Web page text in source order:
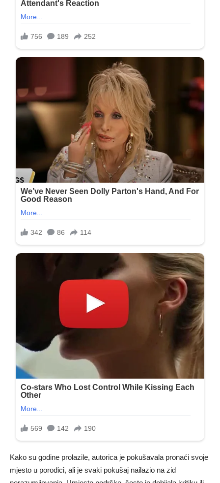
Kako su godine prolazile, autorica je pokušavala pronaći svoje
mjesto u porodici, ali je svaki pokušaj nailazio na zid